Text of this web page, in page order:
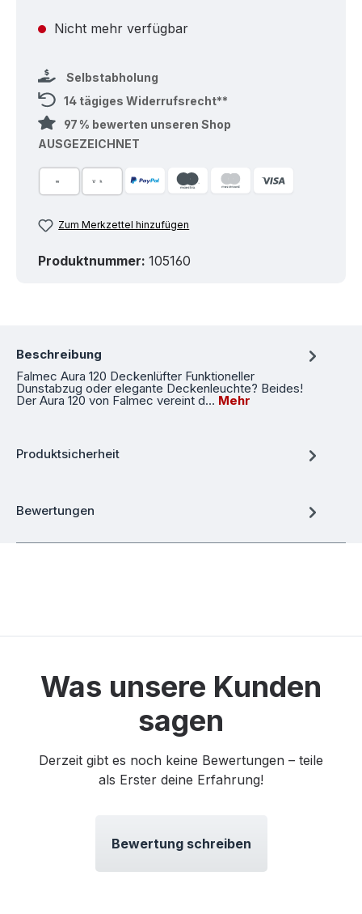
Nicht mehr verfügbar
Selbstabholung
14 tägiges Widerrufsrecht**
97 % bewerten unseren Shop
AUSGEZEICHNET
Zum Merkzettel hinzufügen
Produktnummer: 105160
Beschreibung
Falmec Aura 120 Deckenlüfter Funktioneller
Dunstabzug oder elegante Deckenleuchte? Beides!
Der Aura 120 von Falmec vereint d… Mehr
Produktsicherheit
Bewertungen
Was unsere Kunden
sagen
Derzeit gibt es noch keine Bewertungen – teile
als Erster deine Erfahrung!
Bewertung schreiben